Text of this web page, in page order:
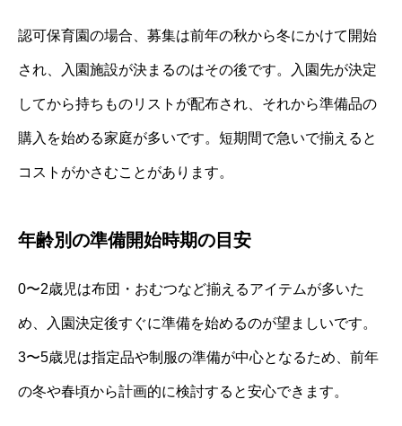
認可保育園の場合、募集は前年の秋から冬にかけて開始
され、入園施設が決まるのはその後です。入園先が決定
してから持ちものリストが配布され、それから準備品の
購入を始める家庭が多いです。短期間で急いで揃えると
コストがかさむことがあります。
年齢別の準備開始時期の目安
0〜2歳児は布団・おむつなど揃えるアイテムが多いた
め、入園決定後すぐに準備を始めるのが望ましいです。
3〜5歳児は指定品や制服の準備が中心となるため、前年
の冬や春頃から計画的に検討すると安心できます。